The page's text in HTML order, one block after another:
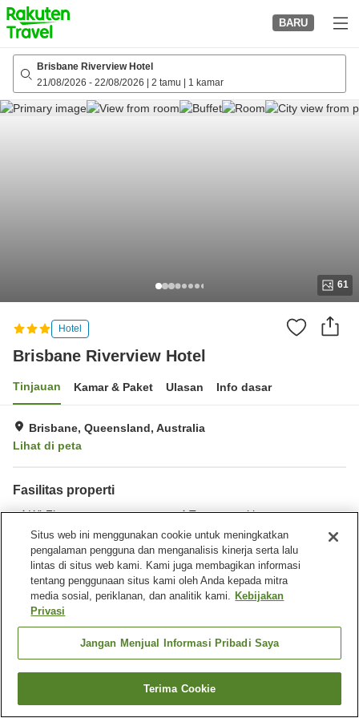
to
top
page
BARU
Brisbane Riverview Hotel
21/08/2026 - 22/08/2026 2 tamu 1 kamar
61
Hotel
Brisbane Riverview Hotel
Tinjauan Kamar & Paket Ulasan Info dasar
Brisbane, Queensland, Australia
Lihat di peta
Fasilitas properti
Wi-Fi
Tempat parkir
Spa / Salon kecantikan
Gym / Klub kebugaran
Beranda Australia Queensland
Brisbane
Brisbane Riverview Hotel
Cari kamar
Situs web ini menggunakan cookie untuk meningkatkan
pengalaman pengguna dan menganalisis kinerja serta lalu
lintas di situs web kami. Kami juga membagikan informasi
tentang penggunaan situs kami oleh Anda kepada mitra
media sosial, periklanan, dan analitik kami. Kebijakan
Privasi
Jangan Menjual Informasi Pribadi Saya
Terima Cookie